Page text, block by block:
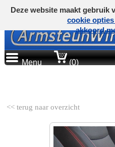
Menu (0)
<< terug naar overzicht
Deze website maakt gebruik
cookie opties
akkoord